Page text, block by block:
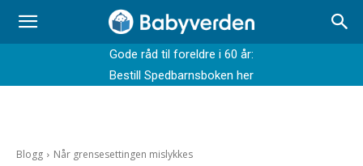
Gode råd til foreldre i 60 år:
Bestill Spedbarnsboken her
Blogg Når grensesettingen mislykkes